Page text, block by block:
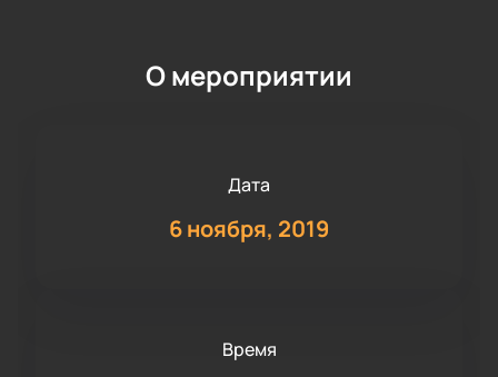
О мероприятии
Дата
6 ноября, 2019
Время